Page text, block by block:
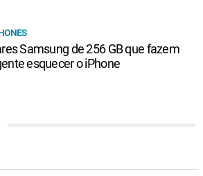
Samsung de 256 GB que fazem
esquecer o iPhone